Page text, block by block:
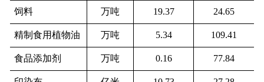
饲料 万吨 19.37 24.65
精制食用植物油 万吨 5.34 109.41
食品添加剂 万吨 0.16 77.84